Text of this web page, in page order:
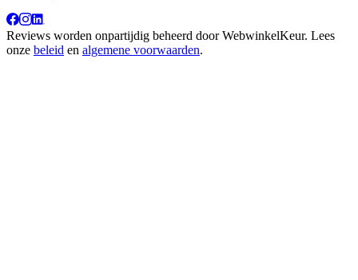
Reviews worden onpartijdig beheerd doorWebwinkelKeur. Lees
onze beleid en algemene voorwaarden.